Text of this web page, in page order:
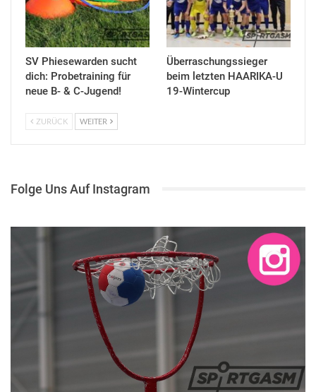
SV Phiesewarden sucht
dich: Probetraining für
neue B- & C-Jugend!
Überraschungssieger
beim letzten HAARIKA-U
19-Wintercup
ZURÜCK WEITER
Folge Uns Auf Instagram